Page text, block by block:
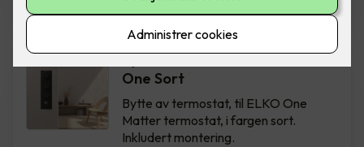
2,850,-
Bytte av termostat - ELKO
One Sort
Bytte av termostat, til ELKO One
Matter termostat, i fargen sort.
Inkludert montering.